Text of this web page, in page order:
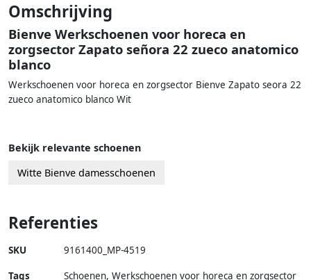
Omschrijving
Bienve Werkschoenen voor horeca en
zorgsector Zapato señora 22 zueco anatomico
blanco
Werkschoenen voor horeca en zorgsector Bienve Zapato seora 22
zueco anatomico blanco Wit
Bekijk relevante schoenen
Witte Bienve damesschoenen
Referenties
SKU 9161400_MP-4519
Tags
Schoenen, Werkschoenen voor horeca en zorgsector